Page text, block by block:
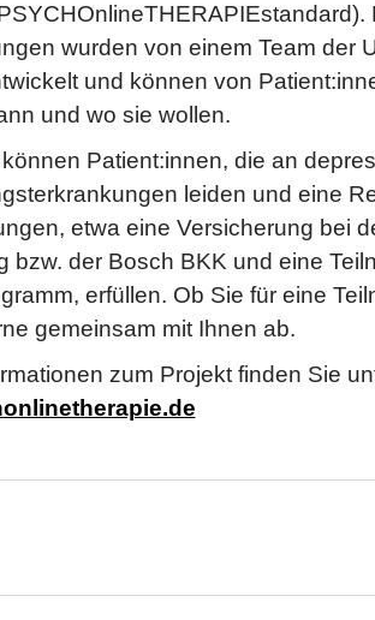
standard).
wurden von einem Team der
und können von
und wo sie wollen.
Patient:innen, die an
leiden und eine
etwa eine Versicherung bei
bzw. der Bosch BKK und eine
erfüllen. Ob Sie für eine
gemeinsam mit Ihnen ab.
zum Projekt finden Sie